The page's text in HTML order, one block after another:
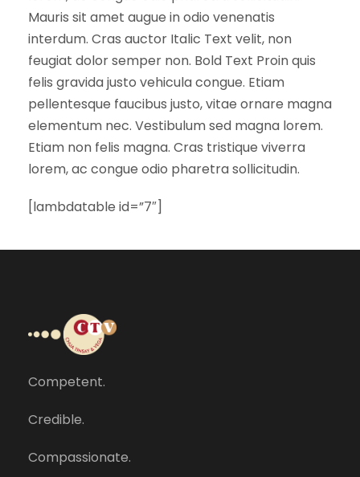
Mauris sit amet augue in odio venenatis
interdum. Cras auctor Italic Text velit, non
feugiat dolor semper non. Bold Text Proin quis
felis gravida justo vehicula congue. Etiam
pellentesque faucibus justo, vitae ornare magna
elementum nec. Vestibulum sed magna lorem.
Etiam non felis magna. Cras tristique viverra
lorem, ac congue odio pharetra sollicitudin.
[lambdatable id=”7″]
Competent.
Credible.
Compassionate.